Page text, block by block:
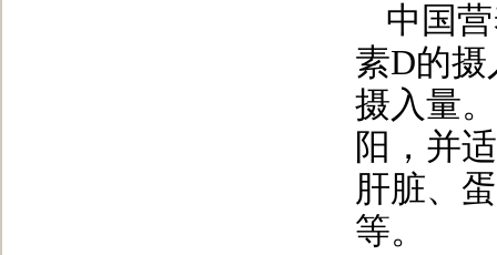
中国
素D的摄
摄入量
阳，并
肝脏、
等。